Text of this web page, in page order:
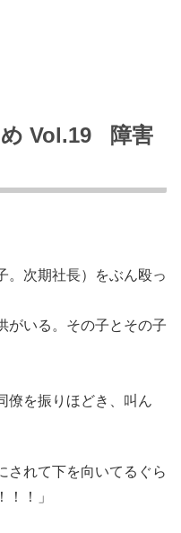
Vol.19 障害
。次期社長）をぶん殴っ
がいる。その子とその子
僚を振りほどき、叫ん
されて下を向いてるぐら
！」